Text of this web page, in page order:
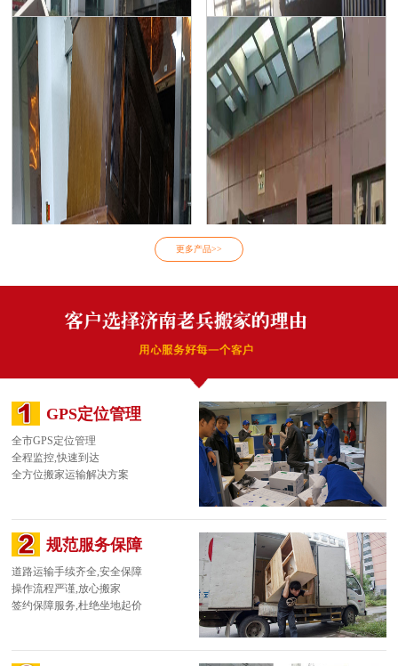
家庭搬家 公司搬家
单位搬家 设备搬迁
家庭搬家
更多产品>>
GPS定位管理
全市GPS定位管理
全程监控,快速到达
全方位搬家运输解决方案
规范服务保障
道路运输手续齐全,安全保障
操作流程严谨,放心搬家
签约保障服务,杜绝坐地起价